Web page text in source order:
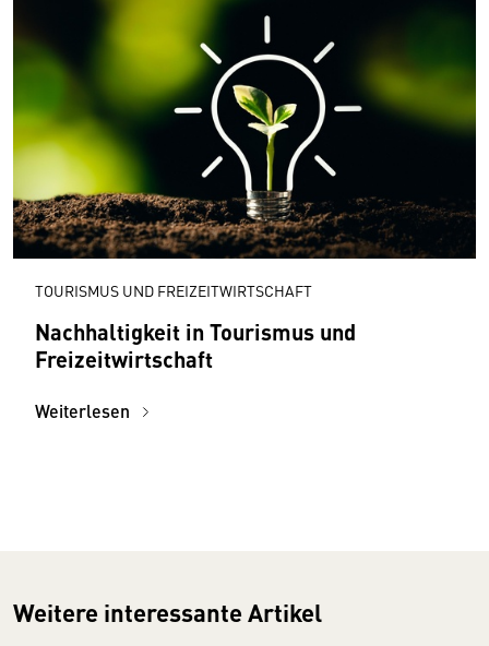
TOURISMUS UND FREIZEITWIRTSCHAFT
Nachhaltigkeit in Tourismus und
Freizeitwirtschaft
Weiterlesen
Weitere interessante Artikel